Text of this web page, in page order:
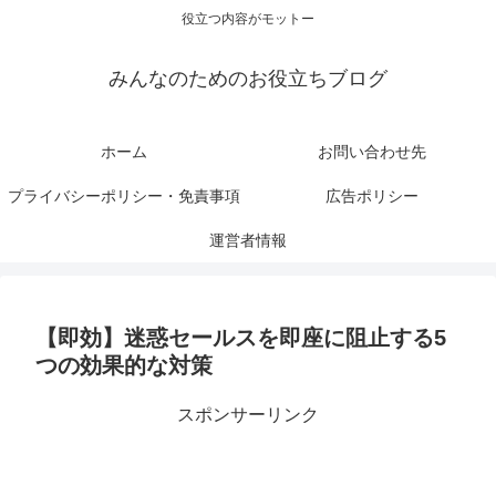
役立つ内容がモットー
みんなのためのお役立ちブログ
ホーム お問い合わせ先
プライバシーポリシー・免責事項 広告ポリシー
運営者情報
【即効】迷惑セールスを即座に阻止する5
つの効果的な対策
スポンサーリンク